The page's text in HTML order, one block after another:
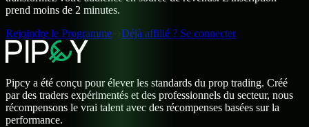
prend moins de 2 minutes.
Rejoindre le Programme
Déjà affilié ? Se connecter
Pipcy a été conçu pour élever les standards du prop trading. Créé
par des traders expérimentés et des professionnels du secteur, nous
récompensons le vrai talent avec des récompenses basées sur la
performance.